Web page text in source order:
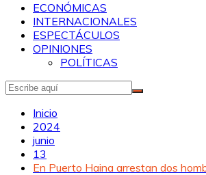
ECONÓMICAS
INTERNACIONALES
ESPECTÁCULOS
OPINIONES
POLÍTICAS
Inicio
2024
junio
13
En Puerto Haina arrestan dos